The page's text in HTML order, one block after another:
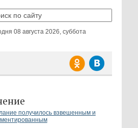
08 августа 2026, суббота
получилось взвешенным и